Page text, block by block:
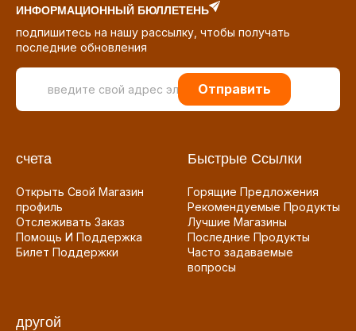
ИНФОРМАЦИОННЫЙ БЮЛЛЕТЕНЬ
подпишитесь на нашу рассылку, чтобы получать
последние обновления
Отправить
счета
Открыть Свой Магазин
профиль
Отслеживать Заказ
Помощь И Поддержка
Билет Поддержки
Быстрые Ссылки
Горящие Предложения
Рекомендуемые Продукты
Лучшие Магазины
Последние Продукты
Часто задаваемые
вопросы
другой